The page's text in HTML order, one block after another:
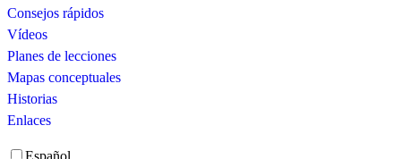
Consejos rápidos
Vídeos
Planes de lecciones
Mapas conceptuales
Historias
Enlaces
Español